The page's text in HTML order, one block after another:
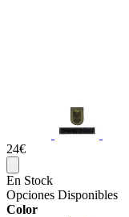
24€
En Stock
Opciones Disponibles
Color